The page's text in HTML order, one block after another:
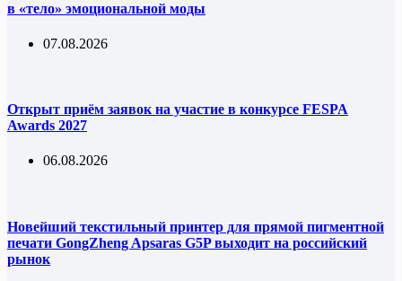
в «тело» эмоциональной моды
07.08.2026
Открыт приём заявок на участие в конкурсе FESPA
Awards 2027
06.08.2026
Новейший текстильный принтер для прямой пигментной
печати GongZheng Apsaras G5P выходит на российский
рынок